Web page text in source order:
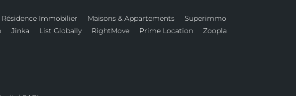
Résidence Immobilier Maisons & Appartements
Superimmo
Jinka List Globally RightMove Prime Location Zoopla